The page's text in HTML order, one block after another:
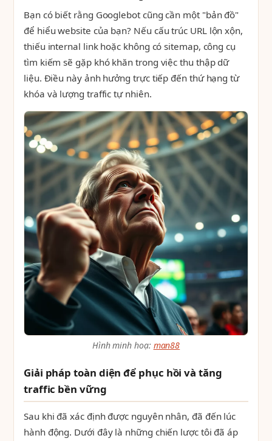
Bạn có biết rằng Googlebot cũng cần một "bản đồ"
để hiểu website của bạn? Nếu cấu trúc URL lộn xộn,
thiếu internal link hoặc không có sitemap, công cụ
tìm kiếm sẽ gặp khó khăn trong việc thu thập dữ
liệu. Điều này ảnh hưởng trực tiếp đến thứ hạng từ
khóa và lượng traffic tự nhiên.
Hình minh hoạ: man88
Giải pháp toàn diện để phục hồi và tăng
traffic bền vững
Sau khi đã xác định được nguyên nhân, đã đến lúc
hành động. Dưới đây là những chiến lược tôi đã áp